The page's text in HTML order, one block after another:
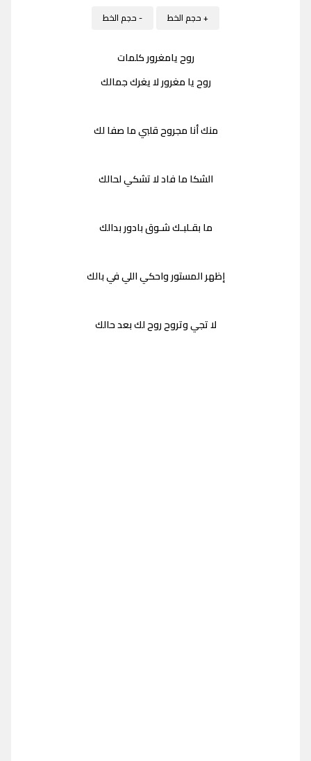
+ حجم الخط - حجم الخط
روح يامغرور كلمات
روح يا مغرور لا يغرك جمالك
منك أنا مجروح قلبي ما صفا لك
الشكا ما فاد لا تشكي لحالك
ما بقـلبـك شـوق بادور بدالك
إظهر المستور واحكي اللي في بالك
لا تجي وتروح روح لك بعد حالك